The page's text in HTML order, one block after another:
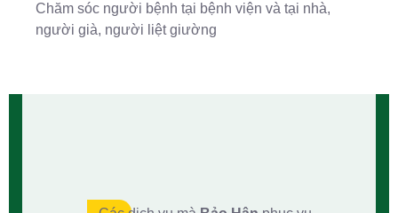
Chăm sóc người bệnh tại bệnh viện và tại nhà,
người già, người liệt giường